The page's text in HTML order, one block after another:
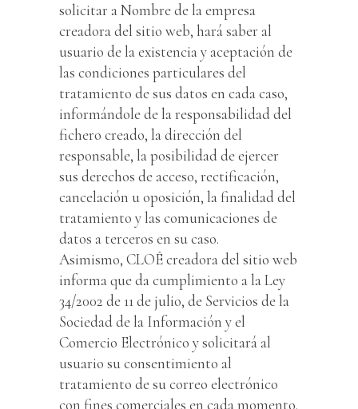
solicitar a Nombre de la empresa
creadora del sitio web, hará saber al
usuario de la existencia y aceptación de
las condiciones particulares del
tratamiento de sus datos en cada caso,
informándole de la responsabilidad del
fichero creado, la dirección del
responsable, la posibilidad de ejercer
sus derechos de acceso, rectificación,
cancelación u oposición, la finalidad del
tratamiento y las comunicaciones de
datos a terceros en su caso.
Asimismo, CLOÊ creadora del sitio web
informa que da cumplimiento a la Ley
34/2002 de 11 de julio, de Servicios de la
Sociedad de la Información y el
Comercio Electrónico y solicitará al
usuario su consentimiento al
tratamiento de su correo electrónico
con fines comerciales en cada momento.